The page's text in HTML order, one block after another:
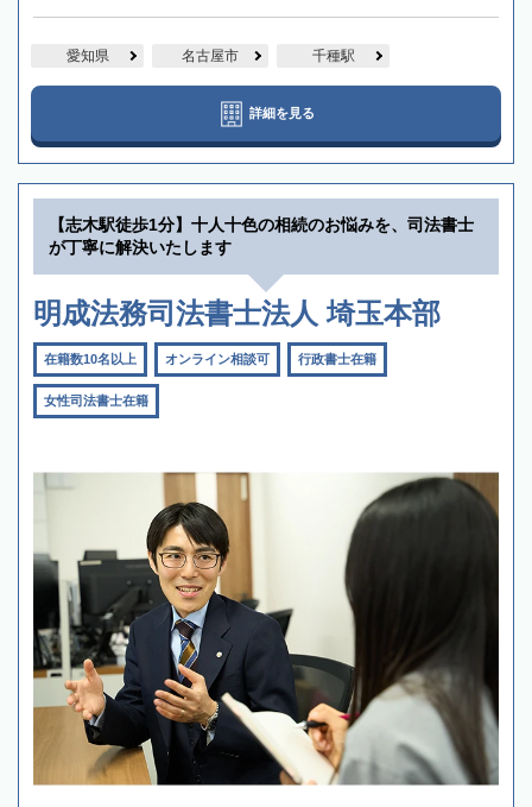
愛知県 名古屋市 千種駅
詳細を見る
【志木駅徒歩1分】十人十色の相続のお悩みを、司法書士
が丁寧に解決いたします
明成法務司法書士法人 埼玉本部
在籍数10名以上 オンライン相談可 行政書士在籍
女性司法書士在籍